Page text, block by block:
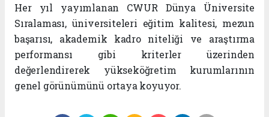
Her yıl yayımlanan CWUR Dünya Üniversite
Sıralaması, üniversiteleri eğitim kalitesi, mezun
başarısı, akademik kadro niteliği ve araştırma
performansı gibi kriterler üzerinden
değerlendirerek yükseköğretim kurumlarının
genel görünümünü ortaya koyuyor.